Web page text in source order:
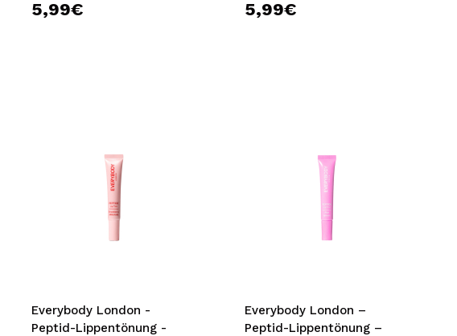
5,99€ 5,99€
Everybody London -
Peptid-Lippentönung -
Everybody London –
Peptid-Lippentönung –